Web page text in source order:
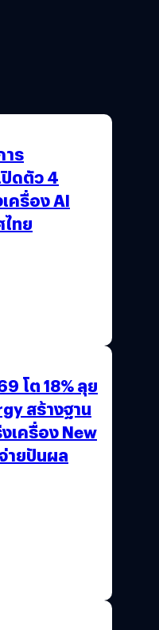
าร
ดตัว 4
ครื่อง AI
ทย
โต 18% ลุย
สร้างฐาน
เครื่อง New
ายปันผล